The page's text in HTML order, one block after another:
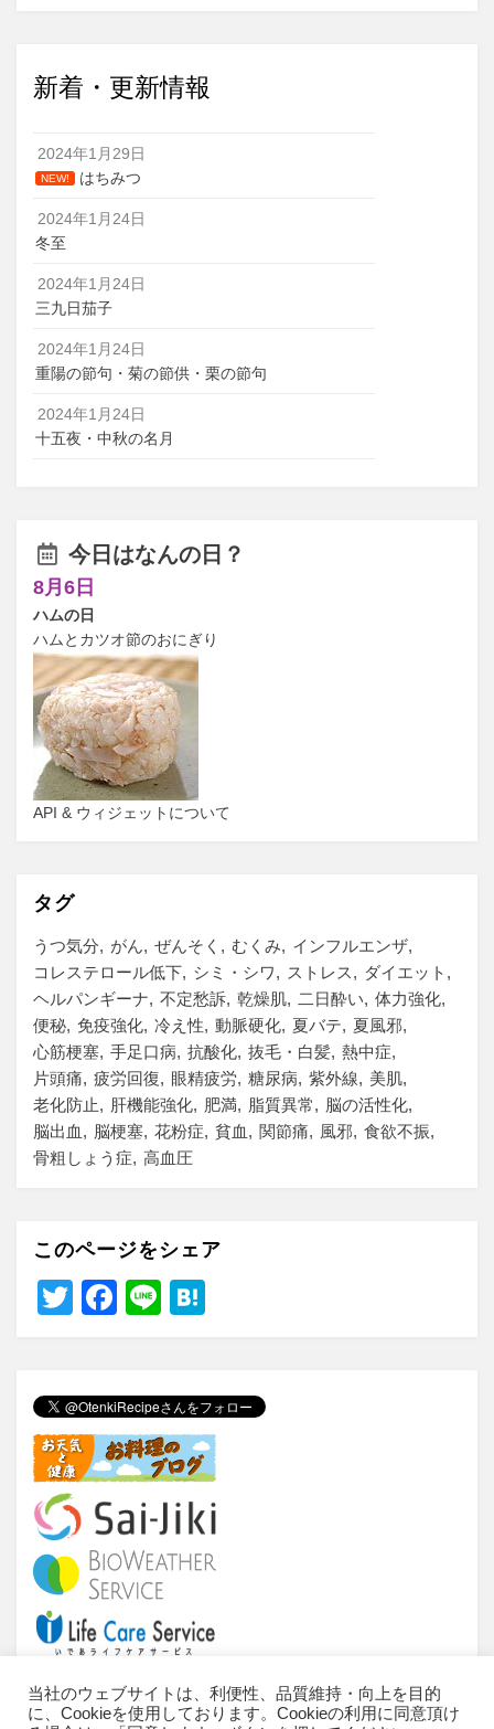
新着・更新情報
2024年1月29日
NEW! はちみつ
2024年1月24日
冬至
2024年1月24日
三九日茄子
2024年1月24日
重陽の節句・菊の節供・栗の節句
2024年1月24日
十五夜・中秋の名月
今日はなんの日？
8月6日
ハムの日
ハムとカツオ節のおにぎり
API & ウィジェットについて
タグ
うつ気分 がん ぜんそく むくみ
インフルエンザ
コレステロール低下
シミ・シワ ストレス
ダイエット
ヘルパンギーナ
不定愁訴 乾燥肌 二日酔い
体力強化
便秘 免疫強化 冷え性 動脈硬化 夏バテ
夏風邪
心筋梗塞 手足口病 抗酸化 抜毛・白髪 熱中症
片頭痛
疲労回復 眼精疲労 糖尿病 紫外線
美肌
老化防止
肝機能強化 肥満 脂質異常
脳の活性化
脳出血
脳梗塞 花粉症 貧血 関節痛 風邪 食欲不振
骨粗しょう症
高血圧
このページをシェア
T
er
F
e
b
o
o
k
Li
n
a
当社のウェブサイトは、利便性、品質維持・向上を目的
に、Cookieを使用しております。Cookieの利用に同意頂け